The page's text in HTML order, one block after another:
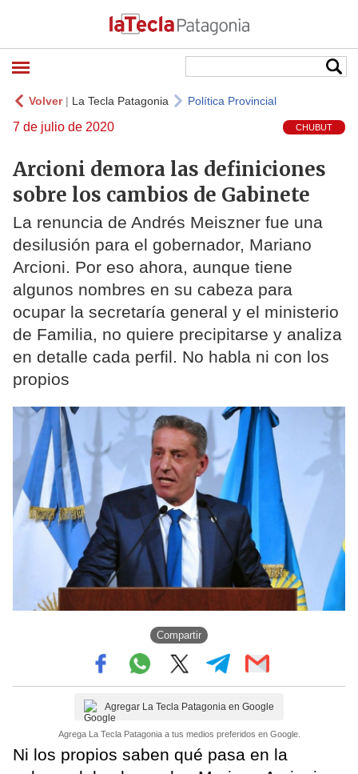
Volver| La Tecla Patagonia Política Provincial
7 de julio de 2020 CHUBUT
Arcioni demora las definiciones
sobre los cambios de Gabinete
La renuncia de Andrés Meiszner fue una
desilusión para el gobernador, Mariano
Arcioni. Por eso ahora, aunque tiene
algunos nombres en su cabeza para
ocupar la secretaría general y el ministerio
de Familia, no quiere precipitarse y analiza
en detalle cada perfil. No habla ni con los
propios
Compartir
Agregar La Tecla Patagonia en Google
Agrega La Tecla Patagonia a tus medios preferidos en Google.
Ni los propios saben qué pasa en la